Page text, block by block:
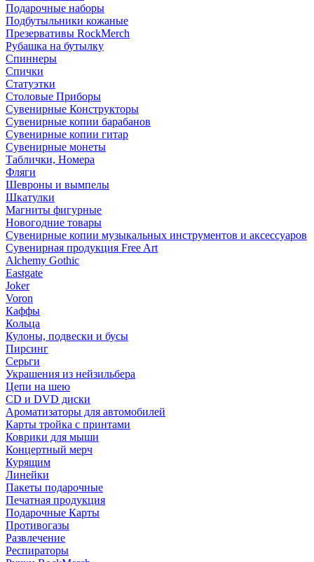
Подарочные наборы
Подбутыльники кожаные
Презервативы RockMerch
Рубашка на бутылку
Спиннеры
Спички
Статуэтки
Столовые Приборы
Сувенирные Конструкторы
Сувенирные копии барабанов
Сувенирные копии гитар
Сувенирные монеты
Таблички, Номера
Фляги
Шевроны и вымпелы
Шкатулки
Магниты фигурные
Новогодние товары
Сувенирные копии музыкальных инструментов и аксессуаров
Сувенирная продукция Free Art
Alchemy Gothic
Eastgate
Joker
Voron
Каффы
Кольца
Кулоны, подвески и бусы
Пирсинг
Серьги
Украшения из нейзильбера
Цепи на шею
CD и DVD диски
Ароматизаторы для автомобилей
Карты тройка с принтами
Коврики для мыши
Концертный мерч
Курящим
Линейки
Пакеты подарочные
Печатная продукция
Подарочные Карты
Противогазы
Развлечение
Респираторы